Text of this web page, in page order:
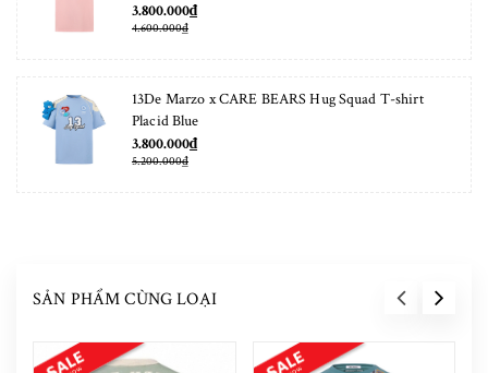
3.800.000₫
4.600.000₫
13De Marzo x CARE BEARS Hug Squad T-shirt
Placid Blue
3.800.000₫
5.200.000₫
SẢN PHẨM CÙNG LOẠI